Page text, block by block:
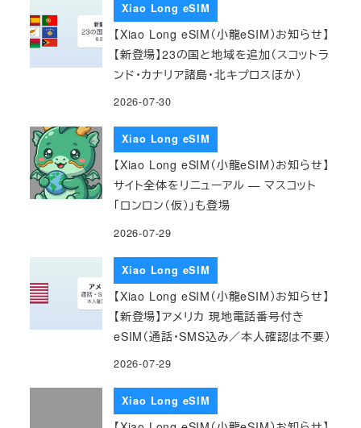
Xiao Long eSIM
【Xiao Long eSIM（小龍eSIM）お知らせ】
【新登場】23の国と地域を追加（スコットラ
ンド・カナリア諸島・北キプロスほか）
2026-07-30
Xiao Long eSIM
【Xiao Long eSIM（小龍eSIM）お知らせ】
サイト全体をリニューアル — マスコット
「ロンロン（仮）」も登場
2026-07-29
Xiao Long eSIM
【Xiao Long eSIM（小龍eSIM）お知らせ】
【新登場】アメリカ 現地電話番号付き
eSIM（通話・SMS込み／本人確認は不要）
2026-07-29
Xiao Long eSIM